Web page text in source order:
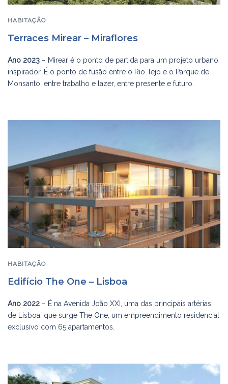
HABITAÇÃO
Terraces Mirear – Miraflores
Ano 2023 – Mirear é o ponto de partida para um projeto urbano
inspirador. É o ponto de fusão entre o Rio Tejo e o Parque de
Monsanto, entre trabalho e lazer, entre presente e futuro.
HABITAÇÃO
Edifício The One – Lisboa
Ano 2022 – É na Avenida João XXI, uma das principais artérias
de Lisboa, que surge The One, um empreendimento residencial
exclusivo com 65 apartamentos.